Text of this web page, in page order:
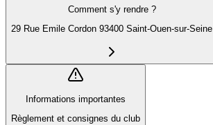
Comment s'y rendre ?
29 Rue Emile Cordon 93400 Saint-Ouen-sur-Seine
Informations importantes
Règlement et consignes du club